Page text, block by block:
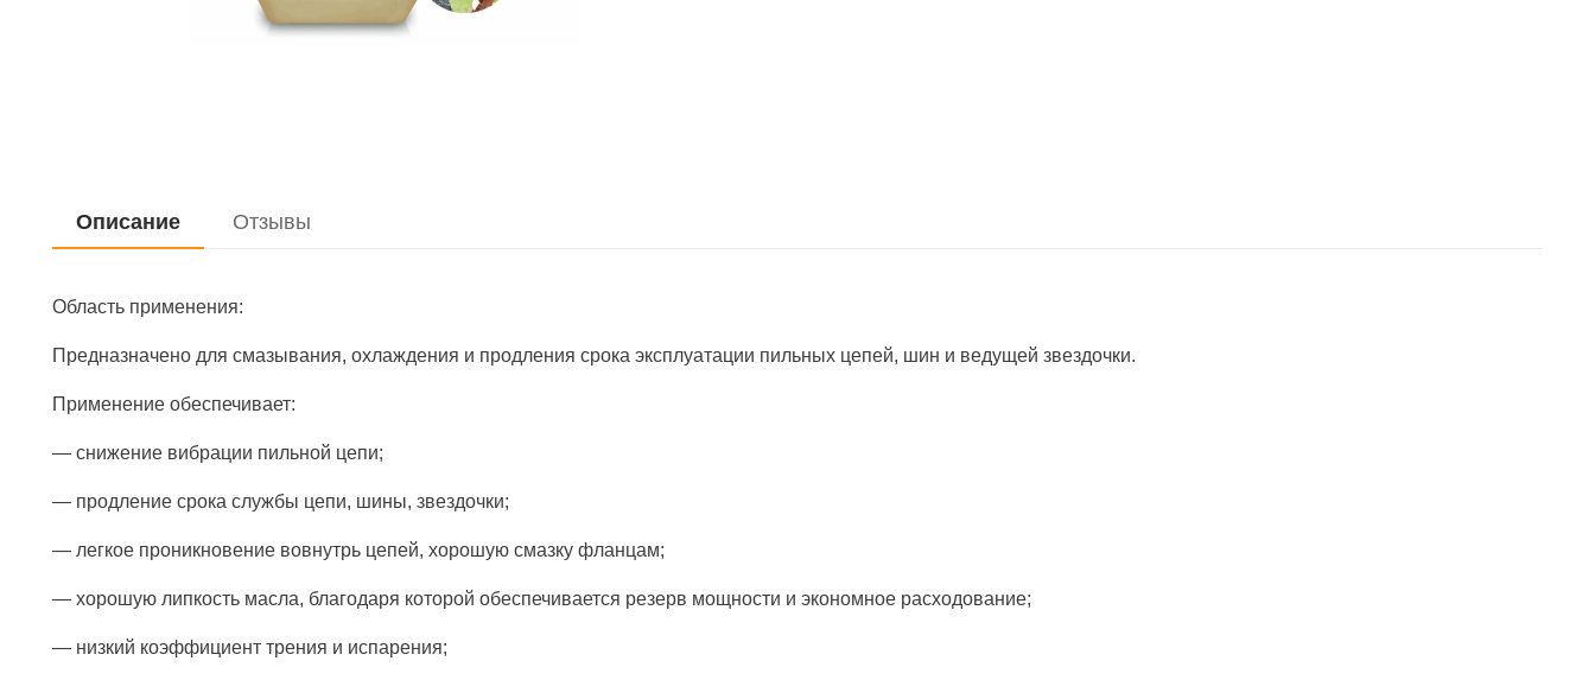
Описание Отзывы
Область применения:
Предназначено для смазывания, охлаждения и продления срока эксплуатации пильных цепей, шин и ведущей звездочки.
Применение обеспечивает:
— снижение вибрации пильной цепи;
— продление срока службы цепи, шины, звездочки;
— легкое проникновение вовнутрь цепей, хорошую смазку фланцам;
— хорошую липкость масла, благодаря которой обеспечивается резерв мощности и экономное расходование;
— низкий коэффициент трения и испарения;